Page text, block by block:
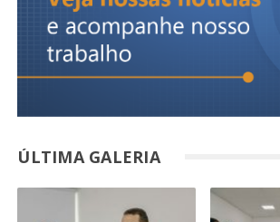
ÚLTIMA GALERIA